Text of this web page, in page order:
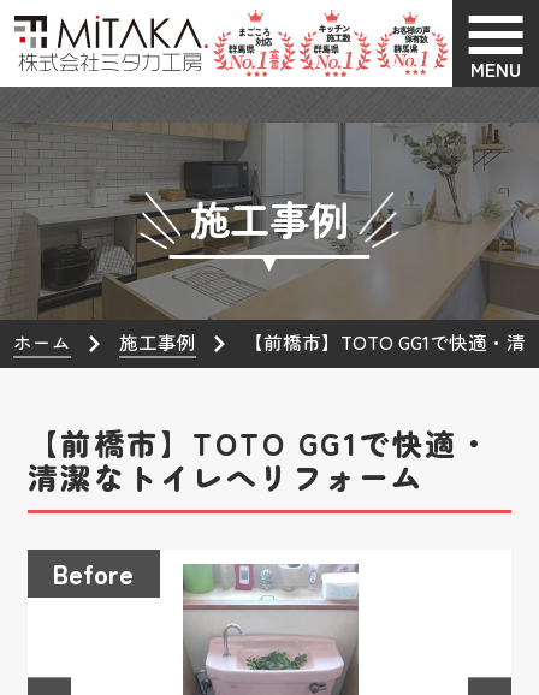
MENU
施工事例
ホーム 施工事例 【前橋市】TOTO GG1で快適・
【前橋市】TOTO GG1で快適・
清潔なトイレへリフォーム